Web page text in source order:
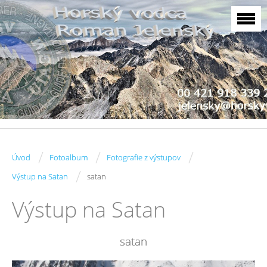
Úvod / Fotoalbum / Fotografie z výstupov /
Výstup na Satan / satan
Výstup na Satan
satan